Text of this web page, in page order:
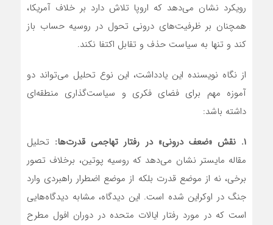
رویکرد نشان می‌دهد که اروپا تلاش دارد بر خلاف آمریکا،
همچنان بر ظرفیت‌های درونی تحول در روسیه حساب باز
کند و تنها به سیاست حذف و تقابل اکتفا نکند.
از نگاه نویسنده این یادداشت، این نوع تحلیل می‌تواند دو
آموزه مهم برای فضای فکری و سیاست‌گذاری منطقه‌ای
داشته باشد:
۱. نقش «ضعف درونی» در رفتار تهاجمی قدرت‌ها:
تحلیل
مقاله مایستر نشان می‌دهد که روسیه پوتین، برخلاف تصور
برخی، نه از موضع قدرت بلکه از موضع اضطرار راهبردی وارد
جنگ در اوکراین شده است. این دیدگاه، مشابه دیدگاه‌هایی
است که در مورد رفتار ایالات متحده در دوران افول مطرح